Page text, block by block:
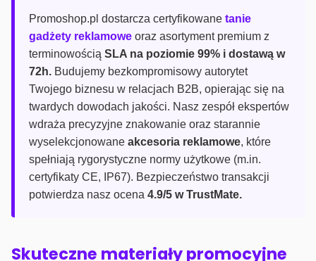
Promoshop.pl dostarcza certyfikowane tanie
gadżety reklamowe oraz asortyment premium z
terminowością SLA na poziomie 99% i dostawą w
72h. Budujemy bezkompromisowy autorytet
Twojego biznesu w relacjach B2B, opierając się na
twardych dowodach jakości. Nasz zespół ekspertów
wdraża precyzyjne znakowanie oraz starannie
wyselekcjonowane akcesoria reklamowe, które
spełniają rygorystyczne normy użytkowe (m.in.
certyfikaty CE, IP67). Bezpieczeństwo transakcji
potwierdza nasz ocena 4.9/5 w TrustMate.
Skuteczne materiały promocyjne